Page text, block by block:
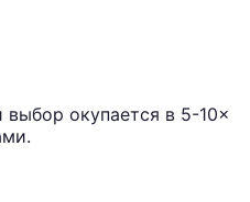
окупается в 5-10×